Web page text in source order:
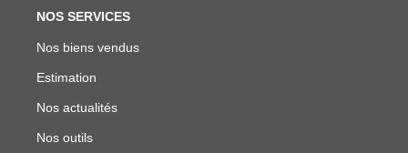
NOS SERVICES
Nos biens vendus
Estimation
Nos actualités
Nos outils